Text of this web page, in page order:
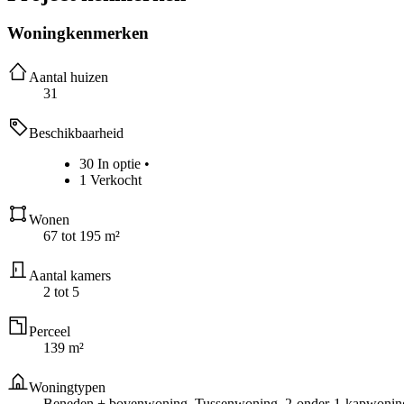
Woningkenmerken
Aantal huizen
31
Beschikbaarheid
30 In optie •
1 Verkocht
Wonen
67 tot 195 m²
Aantal kamers
2 tot 5
Perceel
139 m²
Woningtypen